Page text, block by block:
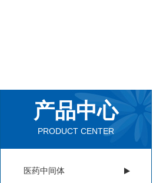
产品中心
PRODUCT CENTER
医药中间体